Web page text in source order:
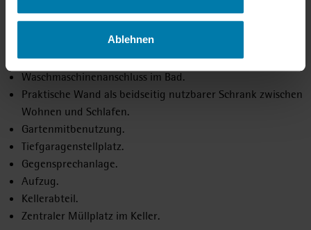
Ablehnen
Bad türhoch gefliest.
Fenster mit 2-Scheiben-Isolierverglasung.
Einbauküche mit Backofen und Ceranfeld.
Waschmaschinenanschluss im Bad.
Praktische Wand als beidseitig nutzbarer Schrank zwischen
Wohnen und Schlafen.
Gartenmitbenutzung.
Tiefgaragenstellplatz.
Gegensprechanlage.
Aufzug.
Kellerabteil.
Zentraler Müllplatz im Keller.